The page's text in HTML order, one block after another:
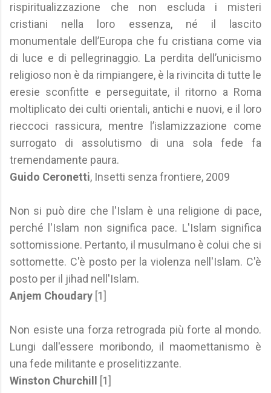
rispiritualizzazione che non escluda i misteri
cristiani nella loro essenza, né il lascito
monumentale dell’Europa che fu cristiana come via
di luce e di pellegrinaggio. La perdita dell’unicismo
religioso non è da rimpiangere, è la rivincita di tutte le
eresie sconfitte e perseguitate, il ritorno a Roma
moltiplicato dei culti orientali, antichi e nuovi, e il loro
rieccoci rassicura, mentre l’islamizzazione come
surrogato di assolutismo di una sola fede fa
tremendamente paura.
Guido Ceronetti, Insetti senza frontiere, 2009
Non si può dire che l'Islam è una religione di pace,
perché l'Islam non significa pace. L'Islam significa
sottomissione. Pertanto, il musulmano è colui che si
sottomette. C'è posto per la violenza nell'Islam. C'è
posto per il jihad nell'Islam.
Anjem Choudary [1]
Non esiste una forza retrograda più forte al mondo.
Lungi dall'essere moribondo, il maomettanismo è
una fede militante e proselitizzante.
Winston Churchill
[1]